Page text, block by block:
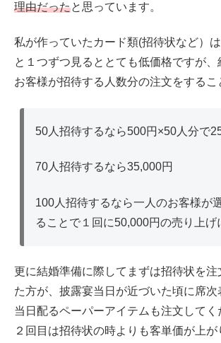
理由だったと思っています。
私が作っていたカード類(招待状など）
と１つずつ見るととても低価格ですが
お客様が招待する人数分の注文をするこ
50人招待するなら500円×50人分で
70人招待するなら35,000円
100人招待するなら一人のお客様が
ることで１回に50,000円の売り上げ
更に結婚準備に際してまずは招待状を注
た方が、披露宴当日が近づいた頃に席次
当日配るペーパーアイテムも注文してく
２回目は招待状の時よりも客単価が上が